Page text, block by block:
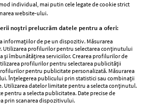
parte de o surpriză inedită din
individual, mai putin cele legate de cookie strict
website-ului.
noștri prelucrăm datele pentru a oferi:
informațiilor de pe un dispozitiv. Măsurarea
Utilizarea profilurilor pentru selectarea conținutului
și îmbunătățirea serviciilor. Crearea profilurilor de
profilurilor pentru selectarea publicității
pentru publicitate personalizată. Măsurarea
Înțelegerea publicului prin statistici sau combinații
Utilizarea datelor limitate pentru a selecta conținutul.
pentru a selecta publicitatea. Date precise de
prin scanarea dispozitivului.